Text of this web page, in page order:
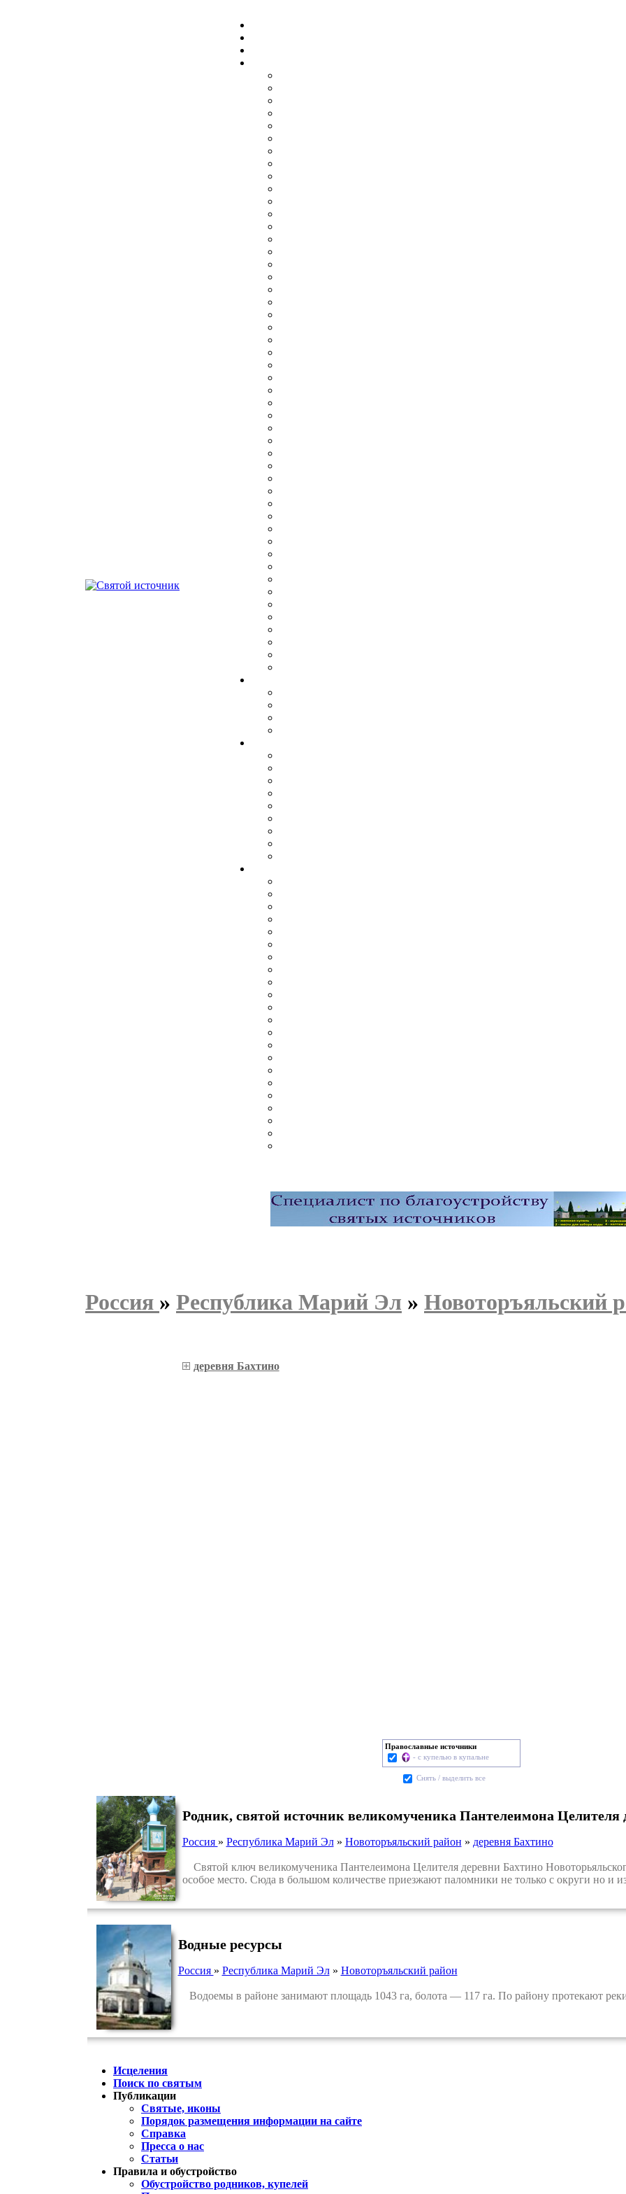
Россия » Республика Марий Эл » Новоторъяльский
деревня Бахтино
Православные источники
- с купелью в купальне
Cнять / выделить все
Родник, святой источник великомученика Пантелеимона Целителя
Россия » Республика Марий Эл» Новоторъяльский район » деревня Бахтино
Святой ключ великомученика Пантелеимона Целителя деревни Бахтино
особое место. Сюда в большом количестве приезжают паломники не только с округи но и
Водные ресурсы
Россия » Республика Марий Эл» Новоторъяльский район
Водоемы в районе занимают площадь 1043 га, болота — 117 га. По району протекают
Исцеления
Поиск по святым
Публикации
Святые, иконы
Порядок размещения информации на сайте
Справка
Пресса о нас
Статьи
Правила и обустройство
Обустройство родников, купелей